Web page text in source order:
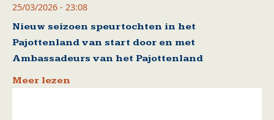
25/03/2026 - 23:08
Nieuw seizoen speurtochten in het
Pajottenland van start door en met
Ambassadeurs van het Pajottenland
Meer lezen